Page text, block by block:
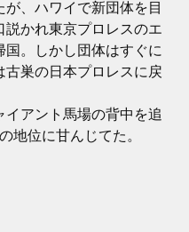
が、ハワイで新団体を目
説かれ東京プロレスのエ
国。しかし団体はすぐに
古巣の日本プロレスに戻
イアント馬場の背中を追
地位に甘んじてた。